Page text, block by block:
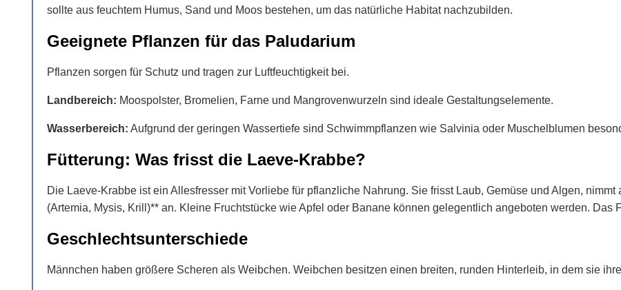
sollte aus feuchtem Humus, Sand und Moos bestehen, um das natürliche Habitat nachzubilden.
Geeignete Pflanzen für das Paludarium
Pflanzen sorgen für Schutz und tragen zur Luftfeuchtigkeit bei.
Landbereich: Moospolster, Bromelien, Farne und Mangrovenwurzeln sind ideale Gestaltungselemente.
Wasserbereich: Aufgrund der geringen Wassertiefe sind Schwimmpflanzen wie Salvinia oder Muschelblumen
Fütterung: Was frisst die Laeve-Krabbe?
Die Laeve-Krabbe ist ein Allesfresser mit Vorliebe für pflanzliche Nahrung. Sie frisst Laub, Gemüse und Algen,
(Artemia, Mysis, Krill)** an. Kleine Fruchtstücke wie Apfel oder Banane können gelegentlich angeboten werden. Das
Geschlechtsunterschiede
Männchen haben größere Scheren als Weibchen. Weibchen besitzen einen breiten, runden Hinterleib, in dem sie